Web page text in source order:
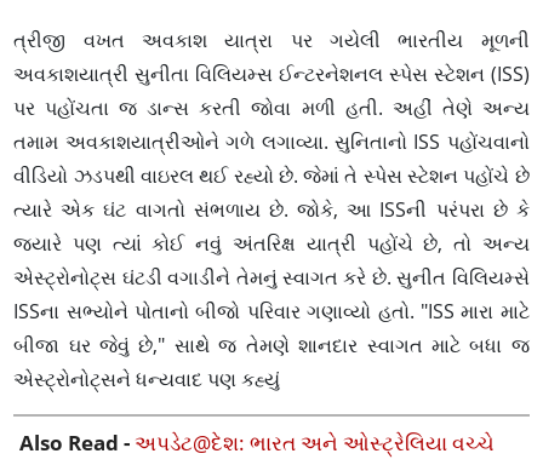
ત્રીજી વખત અવકાશ યાત્રા પર ગયેલી ભારતીય મૂળની
અવકાશયાત્રી સુનીતા વિલિયમ્સ ઈન્ટરનેશનલ સ્પેસ સ્ટેશન (ISS)
પર પહોંચતા જ ડાન્સ કરતી જોવા મળી હતી. અહીં તેણે અન્ય
તમામ અવકાશયાત્રીઓને ગળે લગાવ્યા. સુનિતાનો ISS પહોંચવાનો
વીડિયો ઝડપથી વાઇરલ થઈ રહ્યો છે. જેમાં તે સ્પેસ સ્ટેશન પહોંચે છે
ત્યારે એક ઘંટ વાગતો સંભળાય છે. જોકે, આ ISSની પરંપરા છે કે
જ્યારે પણ ત્યાં કોઈ નવું અંતરિક્ષ યાત્રી પહોંચે છે, તો અન્ય
એસ્ટ્રોનોટ્સ ઘંટડી વગાડીને તેમનું સ્વાગત કરે છે. સુનીત વિલિયમ્સે
ISSના સભ્યોને પોતાનો બીજો પરિવાર ગણાવ્યો હતો. "ISS મારા માટે
બીજા ઘર જેવું છે," સાથે જ તેમણે શાનદાર સ્વાગત માટે બધા જ
એસ્ટ્રોનોટ્સને ધન્યવાદ પણ કહ્યું
Also Read -અપડેટ@દેશ: ભારત અને ઓસ્ટ્રેલિયા વચ્ચે